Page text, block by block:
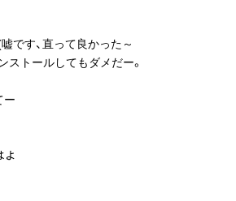
です、直って良かった～
トールしてもダメだー。
ー